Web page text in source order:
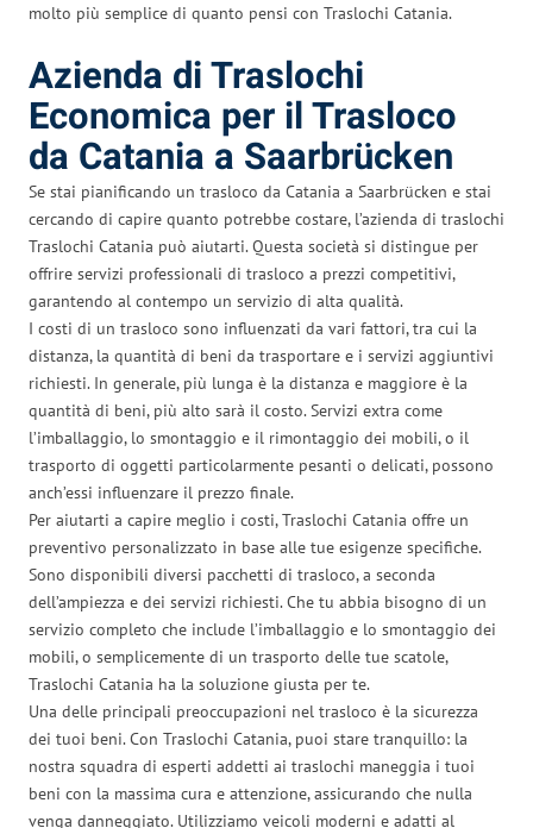
molto più semplice di quanto pensi con Traslochi Catania.
Azienda di Traslochi
Economica per il Trasloco
da Catania a Saarbrücken
Se stai pianificando un trasloco da Catania a Saarbrücken e stai
cercando di capire quanto potrebbe costare, l’azienda di traslochi
Traslochi Catania può aiutarti. Questa società si distingue per
offrire servizi professionali di trasloco a prezzi competitivi,
garantendo al contempo un servizio di alta qualità.
I costi di un trasloco sono influenzati da vari fattori, tra cui la
distanza, la quantità di beni da trasportare e i servizi aggiuntivi
richiesti. In generale, più lunga è la distanza e maggiore è la
quantità di beni, più alto sarà il costo. Servizi extra come
l’imballaggio, lo smontaggio e il rimontaggio dei mobili, o il
trasporto di oggetti particolarmente pesanti o delicati, possono
anch’essi influenzare il prezzo finale.
Per aiutarti a capire meglio i costi, Traslochi Catania offre un
preventivo personalizzato in base alle tue esigenze specifiche.
Sono disponibili diversi pacchetti di trasloco, a seconda
dell’ampiezza e dei servizi richiesti. Che tu abbia bisogno di un
servizio completo che include l’imballaggio e lo smontaggio dei
mobili, o semplicemente di un trasporto delle tue scatole,
Traslochi Catania ha la soluzione giusta per te.
Una delle principali preoccupazioni nel trasloco è la sicurezza
dei tuoi beni. Con Traslochi Catania, puoi stare tranquillo: la
nostra squadra di esperti addetti ai traslochi maneggia i tuoi
beni con la massima cura e attenzione, assicurando che nulla
venga danneggiato. Utilizziamo veicoli moderni e adatti al